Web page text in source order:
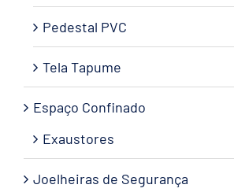
Pedestal PVC
Tela Tapume
Espaço Confinado
Exaustores
Joelheiras de Segurança